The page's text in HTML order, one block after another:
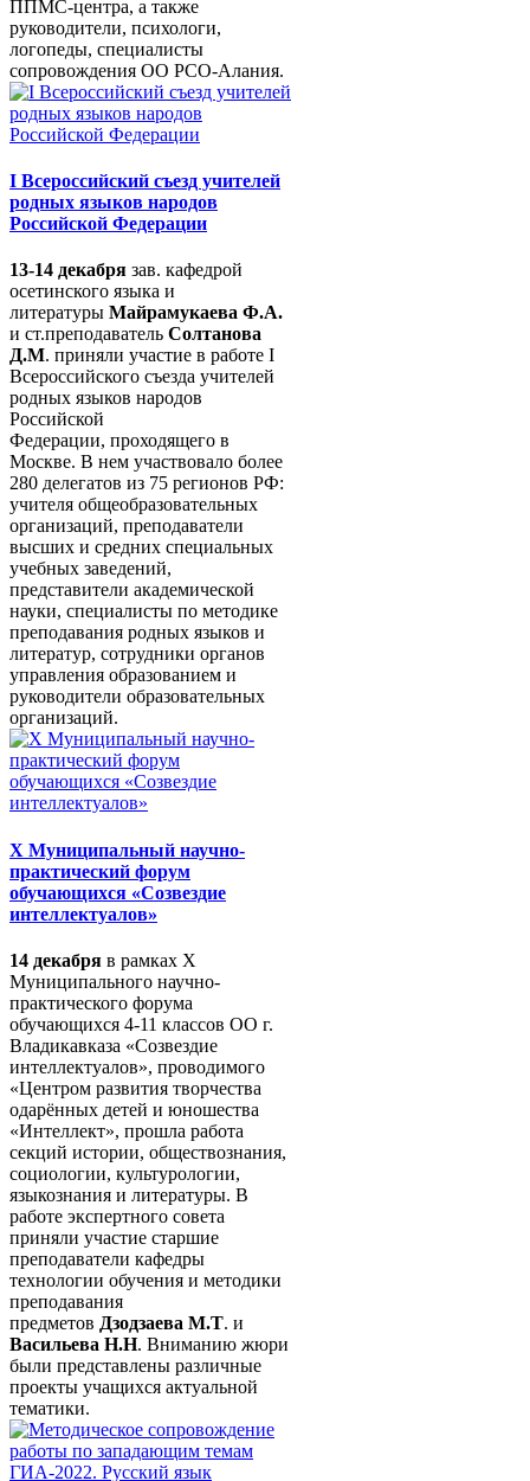
ППМС-центра, а также
руководители, психологи,
логопеды, специалисты
сопровождения ОО РСО-Алания.
I Всероссийский съезд учителей
родных языков народов
Российской Федерации
13-14 декабря зав. кафедрой
осетинского языка и
литературы Майрамукаева Ф.А.
и ст.преподаватель Солтанова
Д.М. приняли участие в работе I
Всероссийского съезда учителей
родных языков народов
Российской
Федерации, проходящего в
Москве. В нем участвовало более
280 делегатов из 75 регионов РФ:
учителя общеобразовательных
организаций, преподаватели
высших и средних специальных
учебных заведений,
представители академической
науки, специалисты по методике
преподавания родных языков и
литератур, сотрудники органов
управления образованием и
руководители образовательных
организаций.
X Муниципальный научно-
практический форум
обучающихся «Созвездие
интеллектуалов»
14 декабря в рамках X
Муниципального научно-
практического форума
обучающихся 4-11 классов ОО г.
Владикавказа «Созвездие
интеллектуалов», проводимого
«Центром развития творчества
одарённых детей и юношества
«Интеллект», прошла работа
секций истории, обществознания,
социологии, культурологии,
языкознания и литературы. В
работе экспертного совета
приняли участие старшие
преподаватели кафедры
технологии обучения и методики
преподавания
предметов Дзодзаева М.Т. и
Васильева Н.Н. Вниманию жюри
были представлены различные
проекты учащихся актуальной
тематики.